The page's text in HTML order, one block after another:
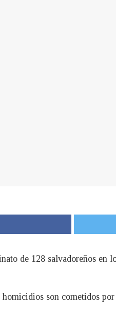
de 128 salvadoreños en
son cometidos